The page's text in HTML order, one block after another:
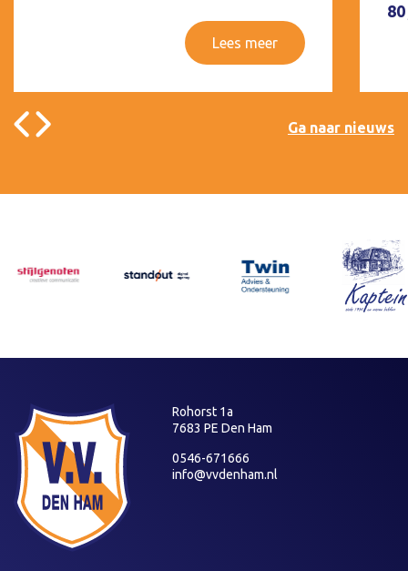
Lees meer
Ga naar nieuws
Rohorst 1a
7683 PE Den Ham
0546-671666
info@vvdenham.nl